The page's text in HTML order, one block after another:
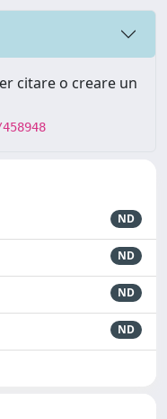
citare o creare un
ND
ND
ND
ND